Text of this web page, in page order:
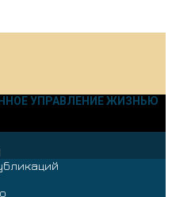
УПРАВЛЕНИЕ ЖИЗНЬЮ